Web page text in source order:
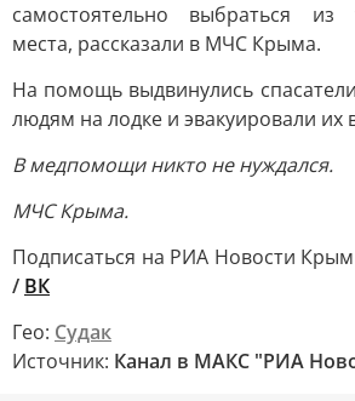
самостоятельно выбраться из
места, рассказали в МЧС Крыма.
На помощь выдвинулись
людям на лодке и эвакуировали их
В медпомощи никто не нуждался.
МЧС Крыма.
Подписаться на РИА Новости
/ ВК
Гео: Судак
Источник: Канал в МАКС "РИА